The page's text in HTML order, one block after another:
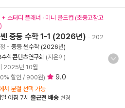
스터디 플래너 · 미니 콜드컵 (초중고참고
쎈 중등 수학 1-1 (2026년) - 202
- 중등 쎈수학 (2026년)
학콘텐츠연구회 (지은이)
2025년 10월
할인 / 900원) 9.0
서 분철 선택 가능
일 아침 7시 출근전 배송 변경